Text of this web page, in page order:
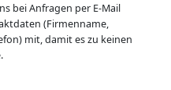
bei Anfragen per E-Mail
(Firmenname,
mit, damit es zu keinen